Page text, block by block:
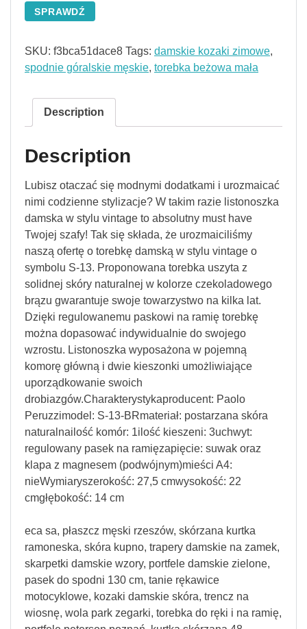
SPRAWDŹ
SKU: f3bca51dace8 Tags: damskie kozaki zimowe,
spodnie góralskie męskie, torebka beżowa mała
Description
Description
Lubisz otaczać się modnymi dodatkami i urozmaicać
nimi codzienne stylizacje? W takim razie listonoszka
damska w stylu vintage to absolutny must have
Twojej szafy! Tak się składa, że urozmaiciliśmy
naszą ofertę o torebkę damską w stylu vintage o
symbolu S-13. Proponowana torebka uszyta z
solidnej skóry naturalnej w kolorze czekoladowego
brązu gwarantuje swoje towarzystwo na kilka lat.
Dzięki regulowanemu paskowi na ramię torebkę
można dopasować indywidualnie do swojego
wzrostu. Listonoszka wyposażona w pojemną
komorę główną i dwie kieszonki umożliwiające
uporządkowanie swoich
drobiazgów.Charakterystykaproducent: Paolo
Peruzzimodel: S-13-BRmateriał: postarzana skóra
naturalnailość komór: 1ilość kieszeni: 3uchwyt:
regulowany pasek na ramięzapięcie: suwak oraz
klapa z magnesem (podwójnym)mieści A4:
nieWymiaryszerokość: 27,5 cmwysokość: 22
cmgłębokość: 14 cm
eca sa, płaszcz męski rzeszów, skórzana kurtka
ramoneska, skóra kupno, trapery damskie na zamek,
skarpetki damskie wzory, portfele damskie zielone,
pasek do spodni 130 cm, tanie rękawice
motocyklowe, kozaki damskie skóra, trencz na
wiosnę, wola park zegarki, torebka do ręki i na ramię,